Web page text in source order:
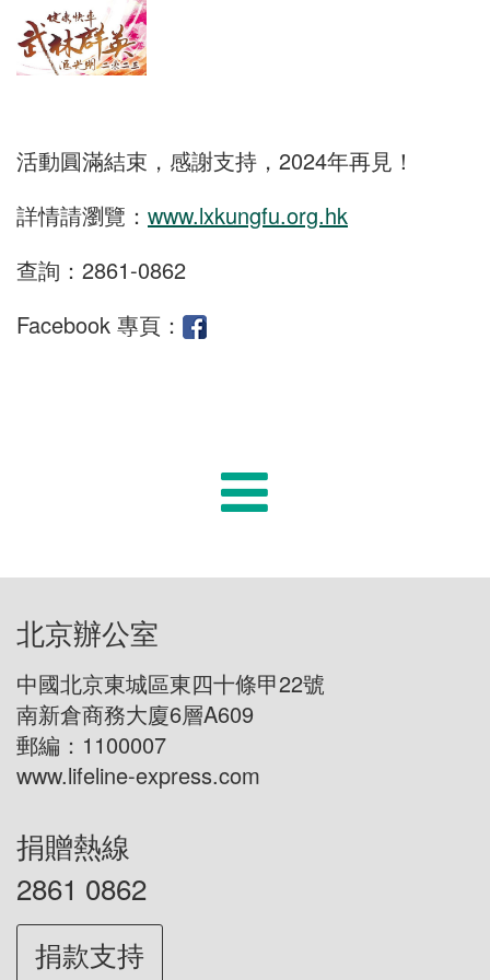
活動圓滿結束，感謝支持，2024年再見！
詳情請瀏覽： www.lxkungfu.org.hk
查詢：2861-0862
Facebook 專頁：
北京辦公室
中國北京東城區東四十條甲22號
南新倉商務大廈6層A609
郵編：1100007
www.lifeline-express.com
捐贈熱線
2861 0862
捐款支持